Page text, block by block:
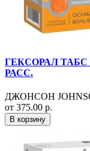
ГЕКСОРАЛ
РАСС.
ДЖОНСОН
от 375.00 р.
В корзину